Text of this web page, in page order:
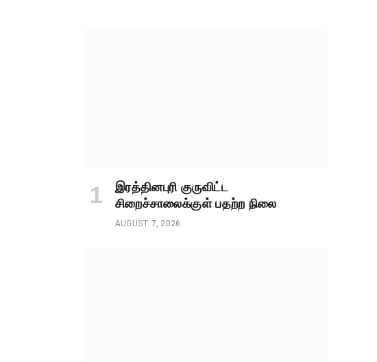
இரத்தினபுரி குருவிட்ட
சிறைச்சாலைக்குள் பதற்ற நிலை
AUGUST 7, 2026